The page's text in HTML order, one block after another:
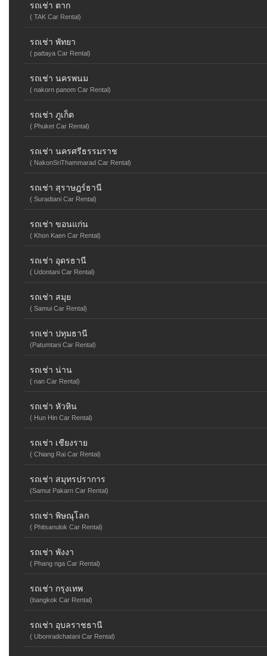
รถเช่า ตาก
( TAK Car Rental)
รถเช่า พัทยา
( pattaya Car Rental)
รถเช่า นครพนม
( nakorn panom Car Rental)
รถเช่า ภูเก็ต
( Phuket Car Rental)
รถเช่า นครศรีธรรมราช
( NakonSriThammarad Car Rental)
รถเช่า สุราษฎร์ธานี
( Suradtani Car Rental)
รถเช่า ขอนแก่น
( Khon Kaen Car Rental)
รถเช่า อุดรธานี
( Udontani Car Rental)
รถเช่า สมุย
( Samui Car Rental)
รถเช่า ปทุมธานี
(Patumtani Car Rental)
รถเช่า น่าน
( nan Car Rental)
รถเช่า หัวหิน
( Hun Hin Car Rental)
รถเช่า เชียงราย
( Chiang Rai Car Rental)
รถเช่า สมุทรปราการ
(Samut Pakarn Car Rental)
รถเช่า พิษณุโลก
( Phitsanulok Car Rental)
รถเช่า พังงา
( Phang nga Car Rental)
รถเช่า กรุงเทพ
(bangkok Car Rental)
รถเช่า อุบลราชธานี
( Ubonradchatani Car Rental)